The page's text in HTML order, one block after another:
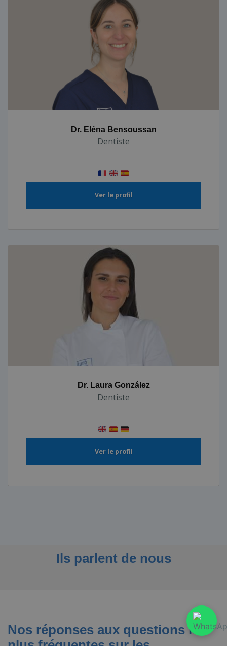
Dr. Eléna Bensoussan
Dentiste
Ver le profil
Dr. Laura González
Dentiste
Ver le profil
Ils parlent de nous
Nos réponses aux questions les